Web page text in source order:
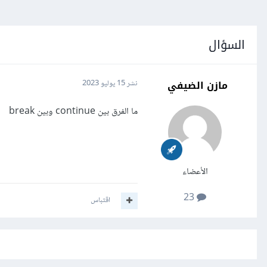
السؤال
مازن الضيفي
الأعضاء
نشر15 يوليو 2023
ما الفرق بين continue وبين break
اقتباس